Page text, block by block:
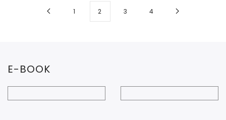
1 2 3 4
E-BOOK